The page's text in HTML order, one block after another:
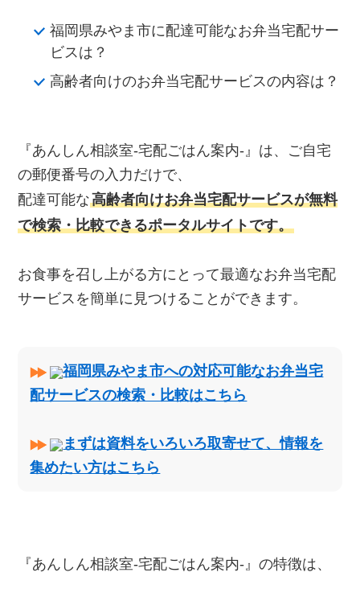
福岡県みやま市に配達可能なお弁当宅配サー
ビスは？
高齢者向けのお弁当宅配サービスの内容は？
『あんしん相談室‐宅配ごはん案内‐』は、ご自宅
の郵便番号の入力だけで、
配達可能な高齢者向けお弁当宅配サービスが無料
で検索・比較できるポータルサイトです。
お食事を召し上がる方にとって最適なお弁当宅配
サービスを簡単に見つけることができます。
福岡県みやま市への対応可能なお弁当宅
配サービスの検索・比較はこちら
まずは資料をいろいろ取寄せて、情報を
集めたい方はこちら
『あんしん相談室‐宅配ごはん案内‐』の特徴は、